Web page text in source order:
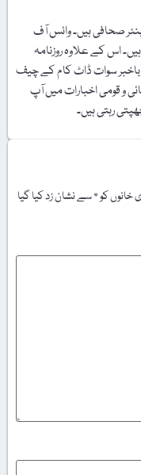
صحافی ہیں۔ وائس آف
اس کے علاوہ روزنامہ
سوات ڈاٹ کام کے چیف
و قومی اخبارات میں آپ
رہتی ہیں۔
خانوں کو*سے نشان زد کیا گیا